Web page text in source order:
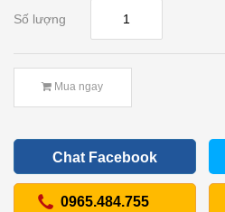
Số lượng
Mua ngay
Chat Facebook
0965.484.755